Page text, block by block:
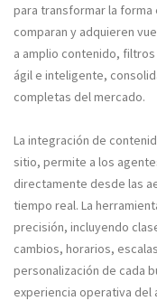
para transformar la forma
comparan y adquieren
a amplio contenido,
ágil e inteligente,
completas del mercado.
La integración de
sitio, permite a los
directamente desde las
tiempo real. La
precisión, incluyendo
cambios, horarios,
personalización de cada
experiencia operativa del